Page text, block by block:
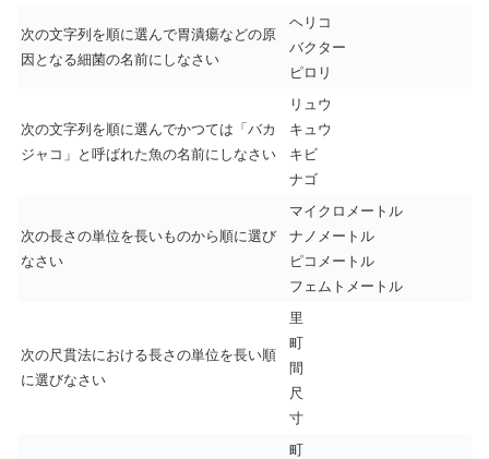
次の文字列を順に選んで胃潰瘍などの原
因となる細菌の名前にしなさい
ヘリコ
バクター
ピロリ
次の文字列を順に選んでかつては「バカ
ジャコ」と呼ばれた魚の名前にしなさい
リュウ
キュウ
キビ
ナゴ
次の長さの単位を長いものから順に選び
なさい
マイクロメートル
ナノメートル
ピコメートル
フェムトメートル
次の尺貫法における長さの単位を長い順
に選びなさい
里
町
間
尺
寸
町